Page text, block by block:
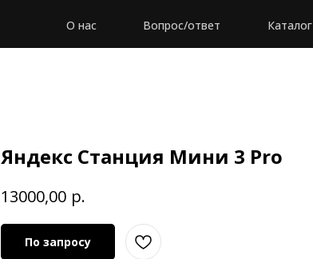
О нас Вопрос/ответ Каталог
Яндекс Станция Мини 3 Pro
13000,00 р.
По запросу